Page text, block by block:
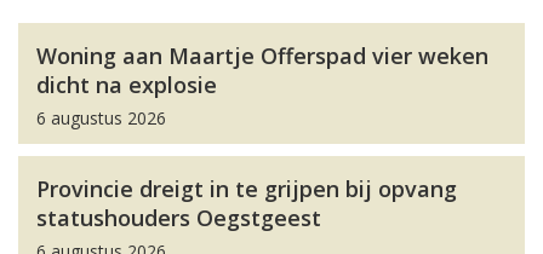
Woning aan Maartje Offerspad vier weken
dicht na explosie
6 augustus 2026
Provincie dreigt in te grijpen bij opvang
statushouders Oegstgeest